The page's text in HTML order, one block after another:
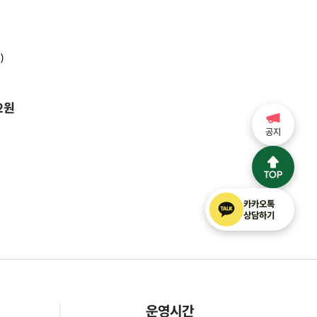
운영시간
공지
카카오톡
상담하기